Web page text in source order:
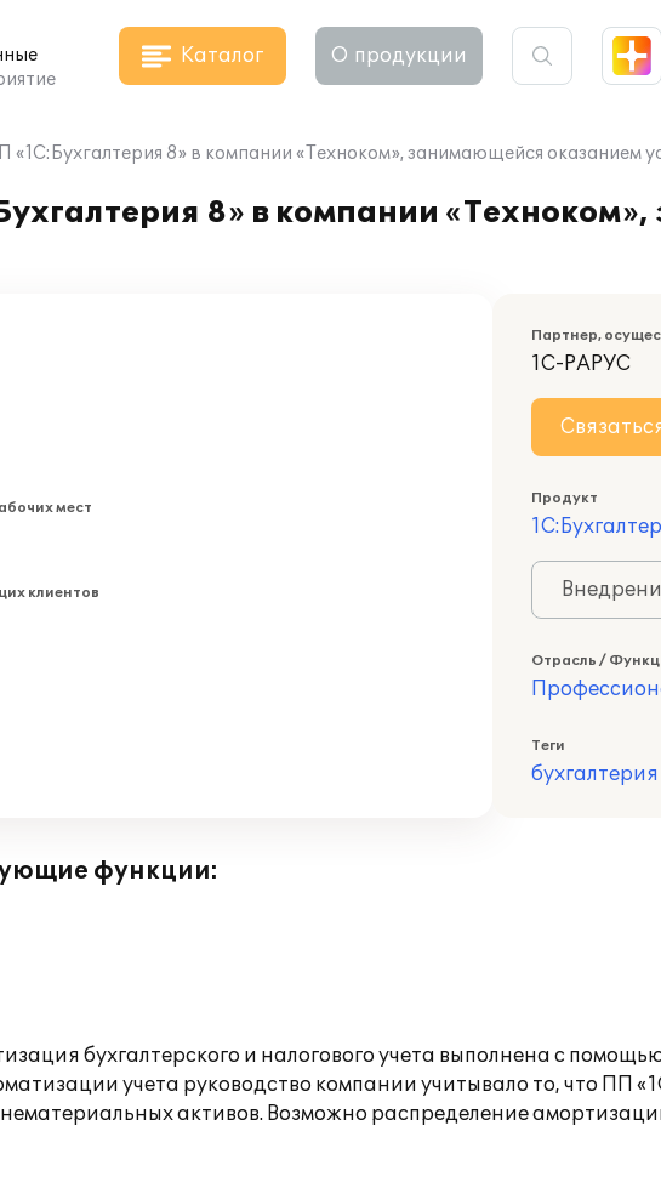
Каталог О продукции
«1С:Бухгалтерия 8» в компании «Техноком», занимающейся оказанием
8» в компании
мест
клиентов
Партнер,
1С-РАРУС
Продукт
Отрасль /
Теги
бухгалтерия
функции:
бухгалтерского и налогового учета выполнена с
учета руководство компании учитывало то, что ПП
нематериальных активов. Возможно распределение